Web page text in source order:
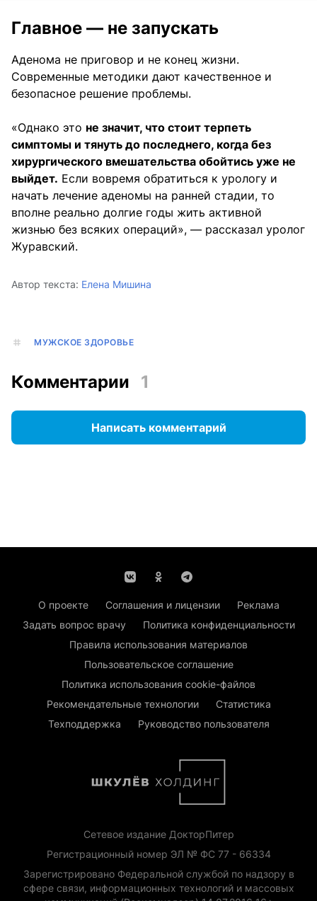
Главное — не запускать
Аденома не приговор и не конец жизни.
Современные методики дают качественное и
безопасное решение проблемы.
«Однако это не значит, что стоит терпеть
симптомы и тянуть до последнего, когда без
хирургического вмешательства обойтись уже не
выйдет. Если вовремя обратиться к урологу и
начать лечение аденомы на ранней стадии, то
вполне реально долгие годы жить активной
жизнью без всяких операций», — рассказал уролог
Журавский.
Автор текста: Елена Мишина
МУЖСКОЕ ЗДОРОВЬЕ
Комментарии 1
Написать комментарий
О проекте Соглашения и лицензии
Реклама
Задать вопрос врачу
Политика конфиденциальности
Правила использования материалов
Пользовательское соглашение
Политика использования cookie-файлов
Рекомендательные технологии
Статистика
Техподдержка
Руководство пользователя
Сетевое издание ДокторПитер
Регистрационный номер ЭЛ № ФС 77 - 66334
Зарегистрировано Федеральной службой по надзору в
сфере связи, информационных технологий и массовых